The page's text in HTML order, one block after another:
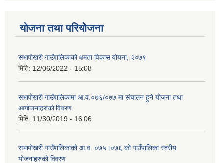
योजना तथा परियोजना
सभापोखरी गाउँपालिकाको क्षमता विकास योयना, २०७९
मिति: 12/06/2022 - 15:08
सभापोखरी गाउँपालिकामा आ.व.०७६/०७७ मा संचालन हुने योजना तथा
आयोजनाहरुको विवरण
मिति: 11/30/2019 - 16:06
सभापोखरी गाउँपालिकाको आ.व. ०७५।०७६ को गाउँपालिका स्तरीय
योजनाहरुको विवरण